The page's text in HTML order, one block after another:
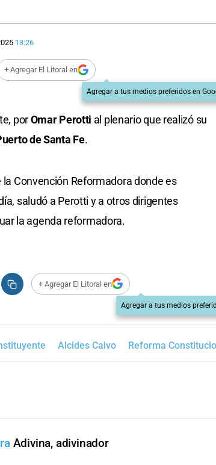
13:26
+ Agregar El Litoral en
Agregar a tus medios preferidos en
porOmar Perotti al plenario que realizó su
de Santa Fe.
Convención Reformadora donde es
saludó a Perotti y a otros dirigentes
la agenda reformadora.
+ Agregar El Litoral en
Agregar a tus medios
Alcides Calvo Reforma
Adivina, adivinador